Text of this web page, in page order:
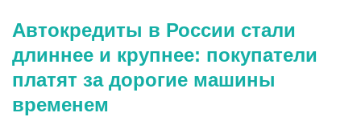
Автокредиты в России стали
длиннее и крупнее: покупатели
платят за дорогие машины
временем